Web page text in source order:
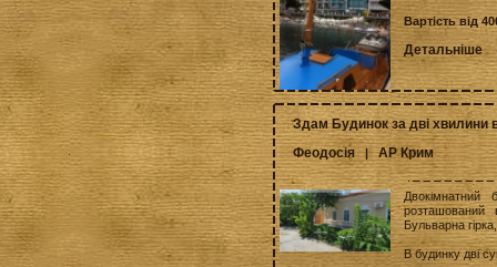
Вартість від
Детальніше
Здам Будинок за дві хвилини
Феодосія |АР Крим
Двокімнатний
розташований
Бульварна
В будинку дві